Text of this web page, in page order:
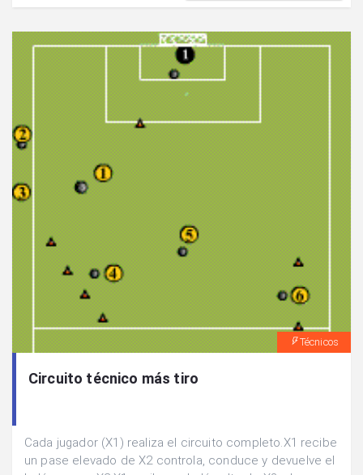
Técnicos
Circuito técnico más tiro
Cada jugador (X1) realiza el circuito completo.X1 recibe
un pase elevado de X2 controla, conduce y devuelve el